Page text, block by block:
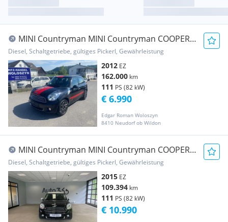
MINI Countryman MINI Countryman COOPER
D ALL4
Diesel, Schaltgetriebe, gültiges Pickerl, Gewährleistung
2012 EZ
162.000 km
111 PS (82 kW)
Edgar Roman Woloszyn
8410 Neudorf ob Wildon
€ 6.990
MINI Countryman MINI Countryman COOPER
D
Diesel, Schaltgetriebe, gültiges Pickerl, Gewährleistung
2015 EZ
109.394 km
111 PS (82 kW)
€ 10.990